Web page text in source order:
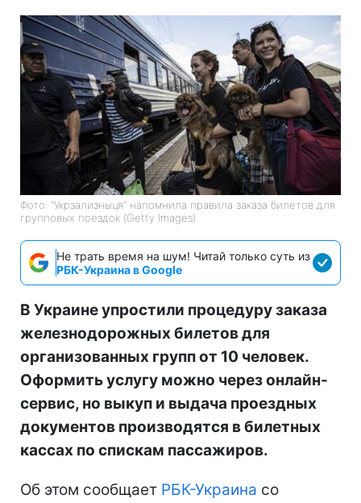
Фото: "Укрзализныця" напомнила правила заказа билетов для
групповых поездок (Getty Images)
Не трать время на шум! Читай только суть из
РБК-Украина в Google
В Украине упростили процедуру заказа
железнодорожных билетов для
организованных групп от 10 человек.
Оформить услугу можно через онлайн-
сервис, но выкуп и выдача проездных
документов производятся в билетных
кассах по спискам пассажиров.
Об этом сообщает РБК-Украина со